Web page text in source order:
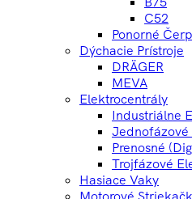
C52
Ponorné
Dýchacie Prístroje
DRÄGER
MEVA
Elektrocentrály
Industriálne
Prenosné
Trojfázové
Hasiace Vaky
Motorové